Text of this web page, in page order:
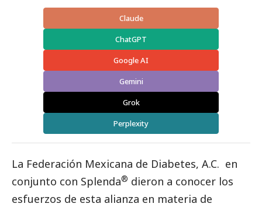
Claude
ChatGPT
Google AI
Gemini
Grok
Perplexity
La Federación Mexicana de Diabetes, A.C. en
conjunto con Splenda® dieron a conocer los
esfuerzos de esta alianza en materia de